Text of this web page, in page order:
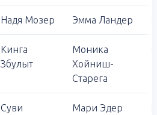
Надя Мозер Эмма Ландер
Кинга
Збулыт
Моника
Хойниш-
Старега
Суви
Мари Эдер